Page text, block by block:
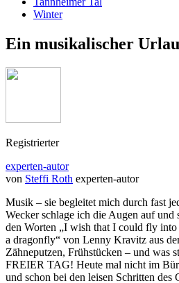
Winter
Ein musikalischer
Registrierter
experten-autor
von Steffi Roth experten-autor
Musik – sie begleitet mich durch fast
Wecker schlage ich die Augen auf
den Worten „I wish that I could fly
a dragonfly“ von Lenny Kravitz aus
Zähneputzen, Frühstücken – und was
FREIER TAG! Heute mal nicht im
und schon bei den leisen Schritten des